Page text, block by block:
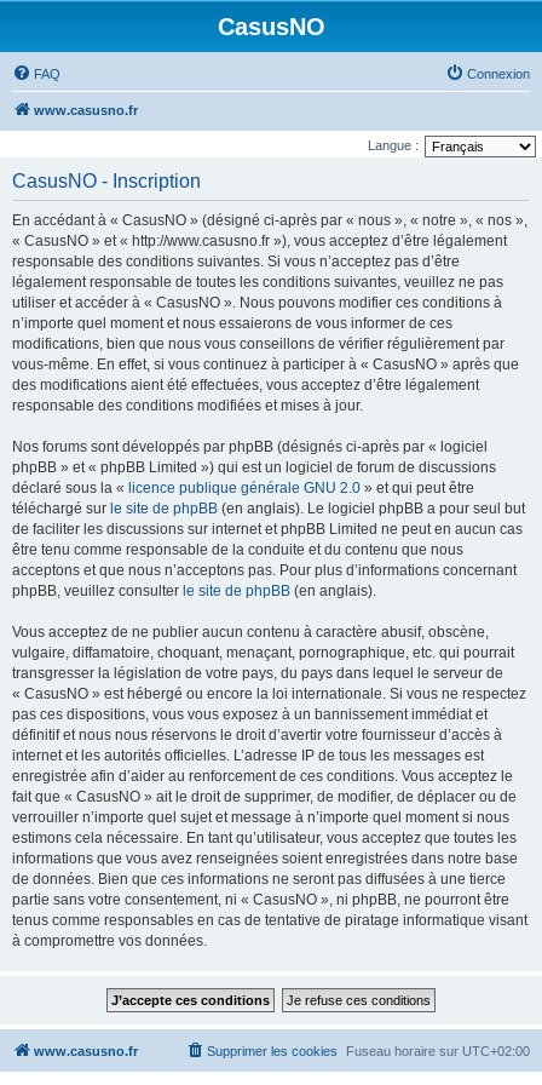
CasusNO
FAQ Connexion
www.casusno.fr
Langue :
CasusNO - Inscription
En accédant à « CasusNO » (désigné ci-après par « nous », « notre », « nos »,
« CasusNO » et « http://www.casusno.fr »), vous acceptez d’être légalement
responsable des conditions suivantes. Si vous n’acceptez pas d’être
légalement responsable de toutes les conditions suivantes, veuillez ne pas
utiliser et accéder à « CasusNO ». Nous pouvons modifier ces conditions à
n’importe quel moment et nous essaierons de vous informer de ces
modifications, bien que nous vous conseillons de vérifier régulièrement par
vous-même. En effet, si vous continuez à participer à « CasusNO » après que
des modifications aient été effectuées, vous acceptez d’être légalement
responsable des conditions modifiées et mises à jour.
Nos forums sont développés par phpBB (désignés ci-après par « logiciel
phpBB » et « phpBB Limited ») qui est un logiciel de forum de discussions
déclaré sous la « licence publique générale GNU 2.0 » et qui peut être
téléchargé sur le site de phpBB (en anglais). Le logiciel phpBB a pour seul but
de faciliter les discussions sur internet et phpBB Limited ne peut en aucun cas
être tenu comme responsable de la conduite et du contenu que nous
acceptons et que nous n’acceptons pas. Pour plus d’informations concernant
phpBB, veuillez consulter le site de phpBB (en anglais).
Vous acceptez de ne publier aucun contenu à caractère abusif, obscène,
vulgaire, diffamatoire, choquant, menaçant, pornographique, etc. qui pourrait
transgresser la législation de votre pays, du pays dans lequel le serveur de
« CasusNO » est hébergé ou encore la loi internationale. Si vous ne respectez
pas ces dispositions, vous vous exposez à un bannissement immédiat et
définitif et nous nous réservons le droit d’avertir votre fournisseur d’accès à
internet et les autorités officielles. L’adresse IP de tous les messages est
enregistrée afin d’aider au renforcement de ces conditions. Vous acceptez le
fait que « CasusNO » ait le droit de supprimer, de modifier, de déplacer ou de
verrouiller n’importe quel sujet et message à n’importe quel moment si nous
estimons cela nécessaire. En tant qu’utilisateur, vous acceptez que toutes les
informations que vous avez renseignées soient enregistrées dans notre base
de données. Bien que ces informations ne seront pas diffusées à une tierce
partie sans votre consentement, ni « CasusNO », ni phpBB, ne pourront être
tenus comme responsables en cas de tentative de piratage informatique visant
à compromettre vos données.
www.casusno.fr Fuseau horaire sur UTC+02:00
Supprimer les cookies